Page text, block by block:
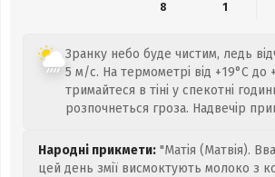
8
1
Зранку небо буде чистим, ледь
5 м/с. На термометрі від +19°C до
тримайтеся в тіні у спекотні
розпочнеться гроза. Надвечір
Народні прикмети: "Матія (Матвія).
цей день змії висмоктують молоко з